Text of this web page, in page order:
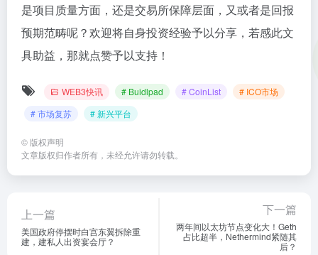
是项目质量方面，还是交易所保障层面，又或者是回报
预期范畴呢？欢迎将自身投资经验予以分享，若感此文
具助益，那就点赞予以支持！
WEB3快讯 # Buidlpad # CoinList
# ICO市场
# 市场复苏
# 新兴平台
© 版权声明
文章版权归作者所有，未经允许请勿转载。
上一篇
美国政府停摆时白宫东翼拆除重
建，建私人出资宴会厅？
下一篇
两年间以太坊节点变化大！Geth
占比超半，Nethermind紧随其
后？